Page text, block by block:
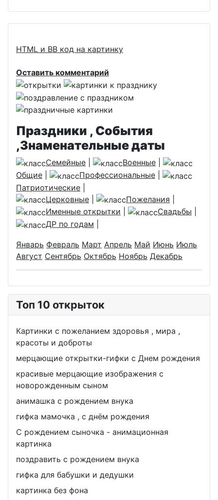
HTML и BB код на картинку
Оставить комментарий
Праздники , События
,Знаменательные даты
Семейные Военные
Общие
Профессиональные
Патриотические
Церковные
Пожелания
Именные открытки
Свадьбы
ДР по годам
Январь Февраль Март Апрель Май Июнь Июль
Август Сентябрь Октябрь Ноябрь Декабрь
Топ 10 открыток
Картинки с пожеланием здоровья , мира ,
красоты и доброты
мерцающие открытки-гифки с Днем рождения
красивые мерцающие изображения с
новорожденным сыном
анимашка с рождением внука
гифка мамочка , с днём рождения
С рождением сыночка - анимационная
картинка
поздравить с рождением внука
гифка для бабушки и дедушки
картинка без фона